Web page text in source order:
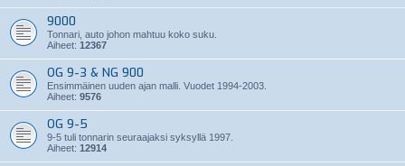
9000
Tonnari, auto johon mahtuu koko suku.
Aiheet: 12367
OG 9-3 & NG 900
Ensimmäinen uuden ajan malli. Vuodet 1994-2003.
Aiheet: 9576
OG 9-5
9-5 tuli tonnarin seuraajaksi syksyllä 1997.
Aiheet: 12914